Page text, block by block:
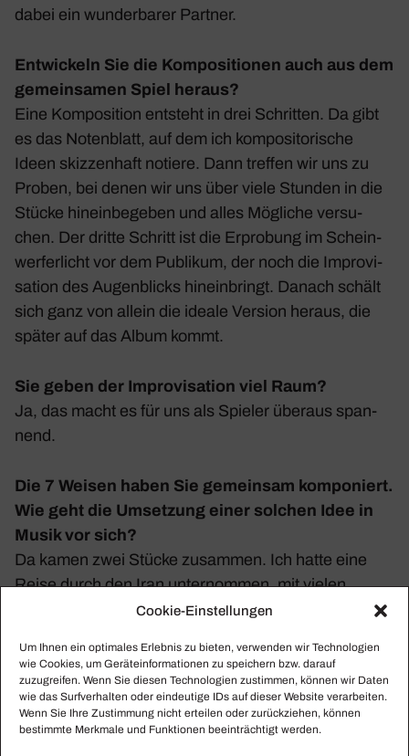
Cookie-Einstellungen
Um Ihnen ein optimales Erlebnis zu bieten, verwenden wir Technologien
wie Cookies, um Geräteinformationen zu speichern bzw. darauf
zuzugreifen. Wenn Sie diesen Technologien zustimmen, können wir Daten
wie das Surfverhalten oder eindeutige IDs auf dieser Website verarbeiten.
Wenn Sie Ihre Zustimmung nicht erteilen oder zurückziehen, können
bestimmte Merkmale und Funktionen beeinträchtigt werden.
dabei ein wunder­barer Partner.
Entwi­ckeln Sie die Kompo­si­tionen auch aus dem
gemein­samen Spiel heraus?
Eine Kompo­si­tion entsteht in drei Schritten. Da gibt
es das Noten­blatt, auf dem ich kompo­si­to­ri­sche
Ideen skiz­zen­haft notiere. Dann treffen wir uns zu
Proben, bei denen wir uns über viele Stunden in die
Stücke hinein­be­geben und alles Mögliche versu­
chen. Der dritte Schritt ist die Erpro­bung im Schein­
wer­fer­licht vor dem Publikum, der noch die Impro­vi­
sa­tion des Augen­blicks hinein­bringt. Danach schält
sich ganz von allein die ideale Version heraus, die
später auf das Album kommt.
Sie geben der Impro­vi­sa­tion viel Raum?
Ja, das macht es für uns als Spieler überaus span­
nend.
Die 7 Weisen haben Sie gemeinsam kompo­niert.
Wie geht die Umset­zung einer solchen Idee in
Musik vor sich?
Da kamen zwei Stücke zusammen. Ich hatte eine
Reise durch den Iran unter­nommen, mit vielen
Menschen gespro­chen, mit einhei­mi­schen Musi­kern
altes persi­sches Santur. Aus der Reise entstand
2018 das Hörbuch „Goethes persi­sche Reise“.
Goethe begeis­terte sich in seinen späten Jahren für
die persi­sche Kultur. Ange­regt von dem persi­schen